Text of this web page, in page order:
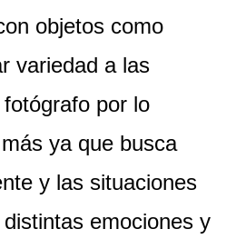
objetos como
variedad a las
por lo
ya que busca
y las situaciones
emociones y